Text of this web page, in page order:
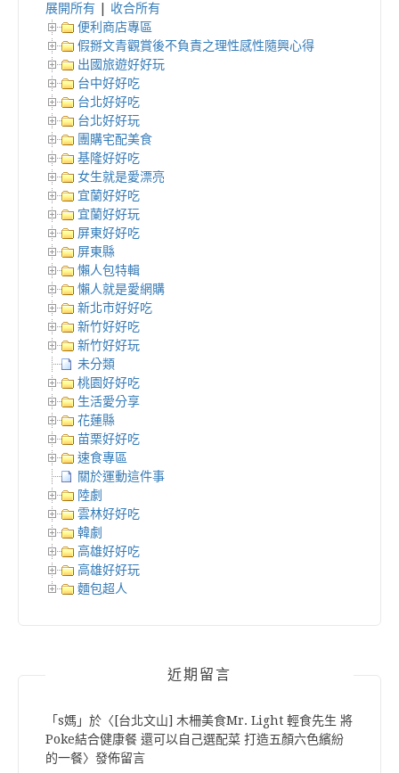
展開所有
收合所有
便利商店專區
假掰文青觀賞後不負責之理性感性隨興心得
出國旅遊好好玩
台中好好吃
台北好好吃
台北好好玩
團購宅配美食
基隆好好吃
女生就是愛漂亮
宜蘭好好吃
宜蘭好好玩
屏東好好吃
屏東縣
懶人包特輯
懶人就是愛網購
新北市好好吃
新竹好好吃
新竹好好玩
未分類
桃園好好吃
生活愛分享
花蓮縣
苗栗好好吃
速食專區
關於運動這件事
陸劇
雲林好好吃
韓劇
高雄好好吃
高雄好好玩
麵包超人
近期留言
「s媽 」於〈 [台北文山] 木柵美食Mr. Light 輕食先生 將
Poke結合健康餐 還可以自己選配菜 打造五顏六色繽紛
的一餐〉發佈留言